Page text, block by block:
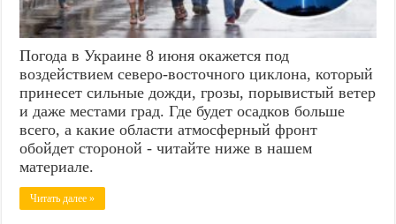
Погода в Украине 8 июня окажется под
воздействием северо-восточного циклона, который
принесет сильные дожди, грозы, порывистый ветер
и даже местами град. Где будет осадков больше
всего, а какие области атмосферный фронт
обойдет стороной - читайте ниже в нашем
материале.
Читать далее »